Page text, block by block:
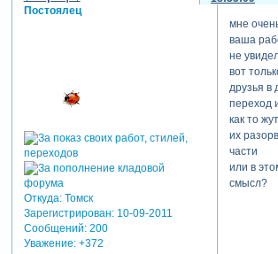
теги:
Постоялец
Откуда:Томск
Зарегистрирован: 10-09-2011
Сообщений:200
Уважение: +372
мне
ваша
не
вот
друзья в
переход
как то
их
части
или в
смысл?